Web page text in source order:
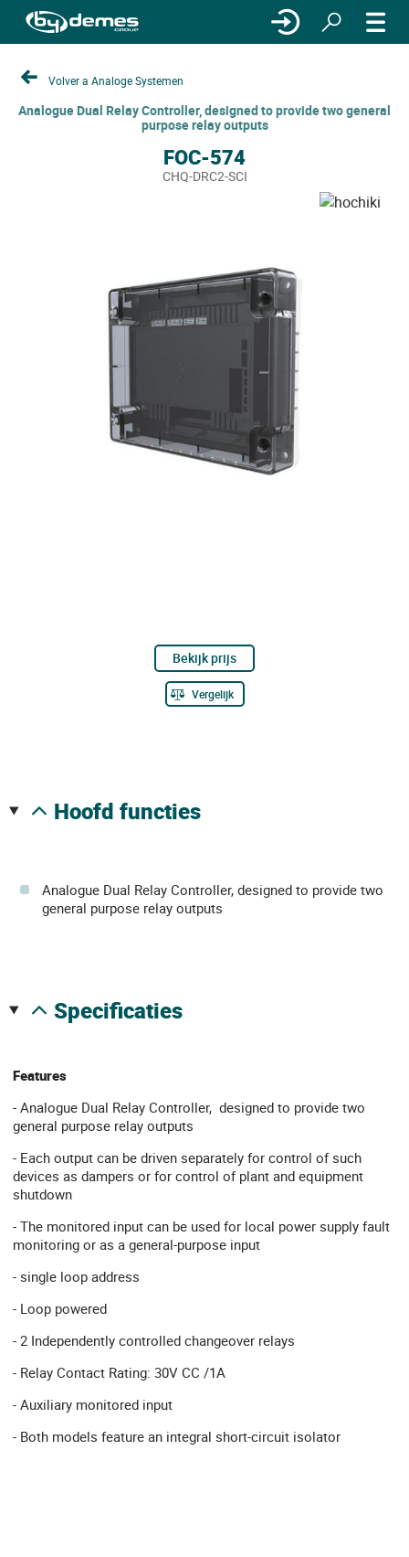
Volver a Analoge Systemen
Analogue Dual Relay Controller, designed to provide two general
purpose relay outputs
FOC-574
CHQ-DRC2-SCI
Bekijk prijs
Vergelijk
hoofd functies
Analogue Dual Relay Controller, designed to provide two
general purpose relay outputs
specificaties
Features
- Analogue Dual Relay Controller, designed to provide two
general purpose relay outputs
- Each output can be driven separately for control of such
devices as dampers or for control of plant and equipment
shutdown
- The monitored input can be used for local power supply fault
monitoring or as a general-purpose input
- single loop address
- Loop powered
- 2 Independently controlled changeover relays
- Relay Contact Rating: 30V CC /1A
- Auxiliary monitored input
- Both models feature an integral short-circuit isolator